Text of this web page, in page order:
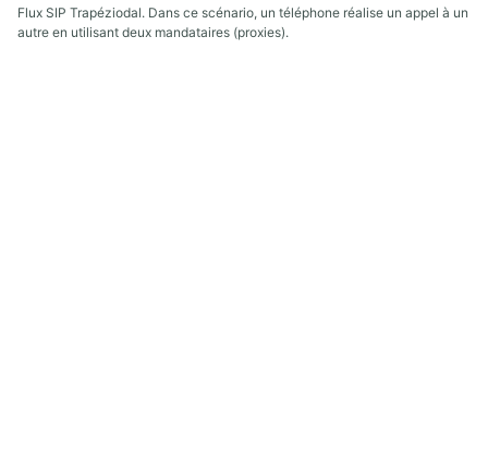
Flux SIP Trapéziodal. Dans ce scénario, un téléphone réalise un appel à un
autre en utilisant deux mandataires (proxies).